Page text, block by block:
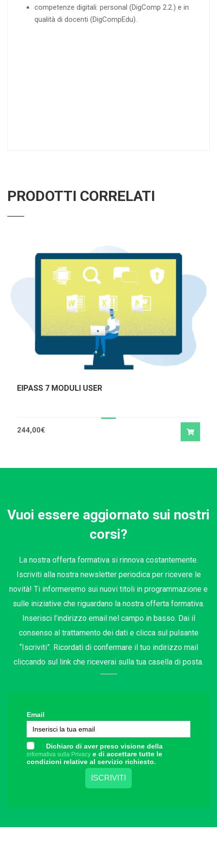
competenze digitali: personal (DigComp 2.2.) e in
qualità di docenti (DigCompEdu).
PRODOTTI CORRELATI
EIPASS 7 MODULI USER
244,00€
Vuoi essere aggiornato sui nostri
corsi?
La nostra offerta formativa si rinnova costantemente.
Iscriviti alla nostra newsletter periodica per ricevere le
novità! Ti informeremo sui nuovi titoli in programmazione e
sulle iniziative che riguardano la nostra offerta formativa.
Inserisci l’indirizzo email nel campo in basso. Dai il
consenso al trattamento dei dati e clicca sul pulsante
“Iscriviti”. Ricordati di confermare il tuo indirizzo mail
cliccando sul link che riceverai sulla tua casella di posta.
Email
Dichiaro di aver preso visione della
informativa sulla Privacy e di accettare tutte le
condizioni relative al servizio richiesto.